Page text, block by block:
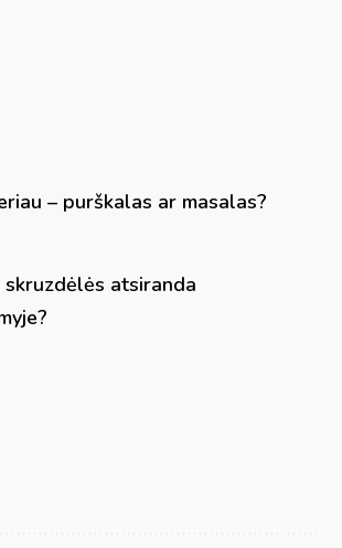
– purškalas ar masalas?
skruzdėlės atsiranda